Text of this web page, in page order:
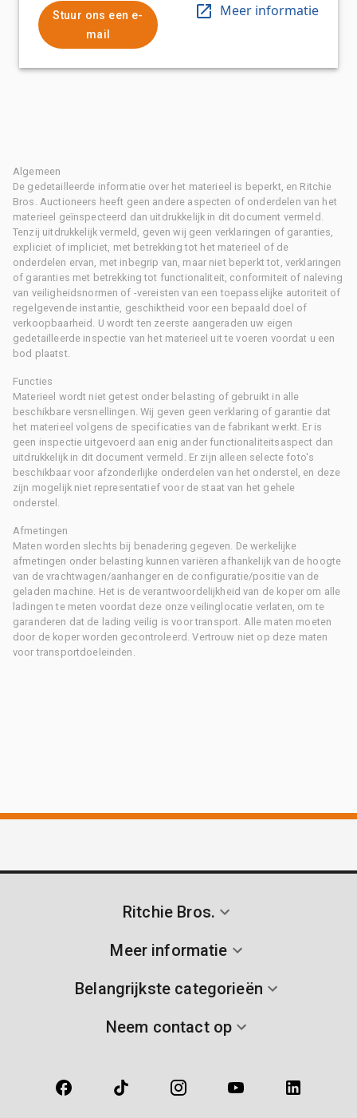
Stuur ons een e-
mail
Meer informatie
Algemeen
De gedetailleerde informatie over het materieel is beperkt, en Ritchie
Bros. Auctioneers heeft geen andere aspecten of onderdelen van het
materieel geïnspecteerd dan uitdrukkelijk in dit document vermeld.
Tenzij uitdrukkelijk vermeld, geven wij geen verklaringen of garanties,
expliciet of impliciet, met betrekking tot het materieel of de
onderdelen ervan, met inbegrip van, maar niet beperkt tot, verklaringen
of garanties met betrekking tot functionaliteit, conformiteit of naleving
van veiligheidsnormen of -vereisten van een toepasselijke autoriteit of
regelgevende instantie, geschiktheid voor een bepaald doel of
verkoopbaarheid. U wordt ten zeerste aangeraden uw eigen
gedetailleerde inspectie van het materieel uit te voeren voordat u een
bod plaatst.
Functies
Materieel wordt niet getest onder belasting of gebruikt in alle
beschikbare versnellingen. Wij geven geen verklaring of garantie dat
het materieel volgens de specificaties van de fabrikant werkt. Er is
geen inspectie uitgevoerd aan enig ander functionaliteitsaspect dan
uitdrukkelijk in dit document vermeld. Er zijn alleen selecte foto's
beschikbaar voor afzonderlijke onderdelen van het onderstel, en deze
zijn mogelijk niet representatief voor de staat van het gehele
onderstel.
Afmetingen
Maten worden slechts bij benadering gegeven. De werkelijke
afmetingen onder belasting kunnen variëren afhankelijk van de hoogte
van de vrachtwagen/aanhanger en de configuratie/positie van de
geladen machine. Het is de verantwoordelijkheid van de koper om alle
ladingen te meten voordat deze onze veilinglocatie verlaten, om te
garanderen dat de lading veilig is voor transport. Alle maten moeten
door de koper worden gecontroleerd. Vertrouw niet op deze maten
voor transportdoeleinden.
Ritchie Bros.
Meer informatie
Belangrijkste categorieën
Neem contact op